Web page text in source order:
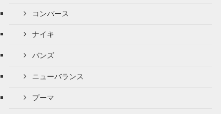
コンバース
ナイキ
バンズ
ニューバランス
プーマ